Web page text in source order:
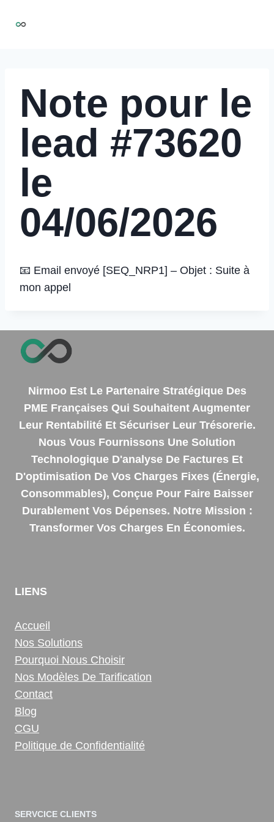
Note pour le
lead #73620
le
04/06/2026
📧 Email envoyé [SEQ_NRP1] – Objet : Suite à
mon appel
Nirmoo Est Le Partenaire Stratégique Des
PME Françaises Qui Souhaitent Augmenter
Leur Rentabilité Et Sécuriser Leur Trésorerie.
Nous Vous Fournissons Une Solution
Technologique D'analyse De Factures Et
D'optimisation De Vos Charges Fixes (énergie,
Consommables), Conçue Pour Faire Baisser
Durablement Vos Dépenses. Notre Mission :
Transformer Vos Charges En Économies.
LIENS
Accueil
Nos Solutions
Pourquoi Nous Choisir
Nos Modèles De Tarification
Contact
Blog
CGU
Politique de Confidentialité
SERVCICE CLIENTS